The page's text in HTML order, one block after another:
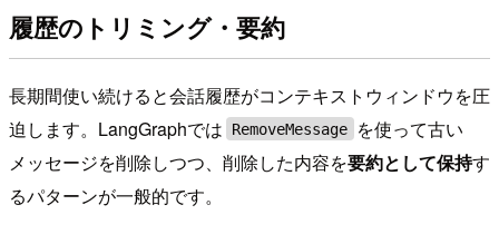
履歴のトリミング・要約
長期間使い続けると会話履歴がコンテキストウィンドウを圧
迫します。LangGraphでは
RemoveMessage
を使って古い
メッセージを削除しつつ、削除した内容を要約として保持す
るパターンが一般的です。